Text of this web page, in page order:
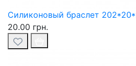
Силиконовый браслет
20.00 грн.